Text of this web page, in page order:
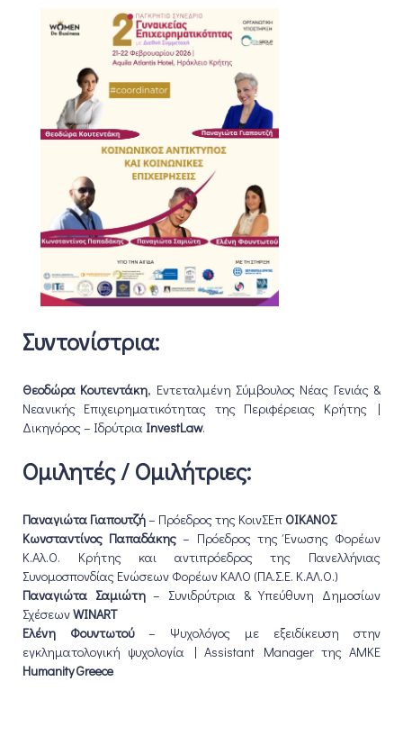
Συντονίστρια:
Θεοδώρα Κουτεντάκη, Εντεταλμένη Σύμβουλος Νέας Γενιάς &
Νεανικής Επιχειρηματικότητας της Περιφέρειας Κρήτης |
Δικηγόρος – Ιδρύτρια InvestLaw.
Ομιλητές / Ομιλήτριες:
Παναγιώτα Γιαπουτζή– Πρόεδρος της ΚοινΣΕπ ΟΙΚΑΝΟΣ
Κωνσταντίνος Παπαδάκης – Πρόεδρος της Ένωσης Φορέων
Κ.Αλ.Ο. Κρήτης και αντιπρόεδρος της Πανελλήνιας
Συνομοσπονδίας Ενώσεων Φορέων ΚΑΛΟ (ΠΑ.Σ.Ε. Κ.ΑΛ.Ο.)
Παναγιώτα Σαμιώτη– Συνιδρύτρια & Υπεύθυνη Δημοσίων
ΣχέσεωνWINART
Ελένη Φουντωτού– Ψυχολόγος με εξειδίκευση στην
εγκληματολογική ψυχολογία | Assistant Manager της ΑΜΚΕ
Humanity Greece